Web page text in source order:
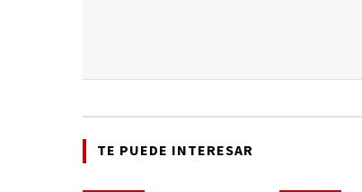
TE PUEDE INTERESAR